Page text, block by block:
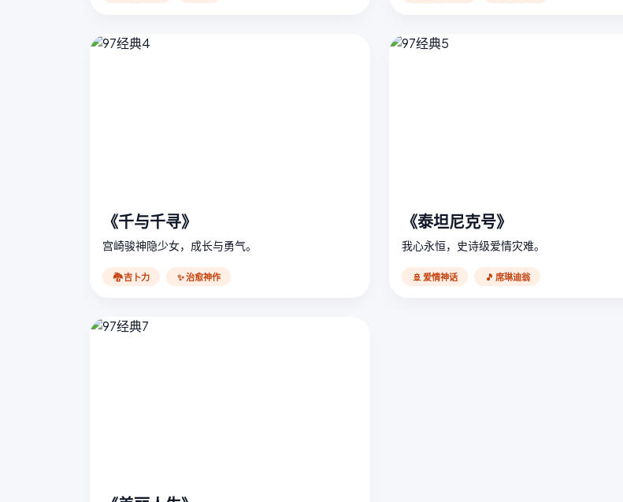
《千与千寻》
宫崎骏神隐少女，成长与勇气。
🐉 吉卜力 ✨ 治愈神作
《泰坦尼克号》
我心永恒，史诗级爱情灾难。
🚢 爱情神话 🎵 席琳迪翁